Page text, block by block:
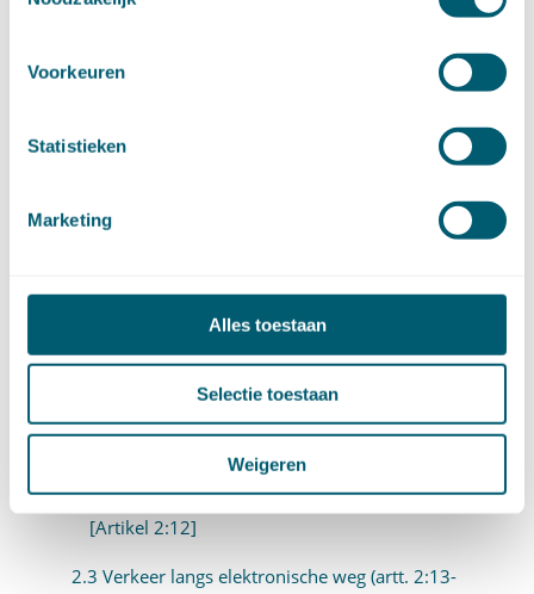
Voorkeuren
Statistieken
Marketing
Alles toestaan
Selectie toestaan
Weigeren
2.2 Gebruik van de taal in het bestuurlijk verkeer
Artikel 2:6
[Artikel 2:10]
[Artikel 2:12]
2.3 Verkeer langs elektronische weg (artt. 2:13-